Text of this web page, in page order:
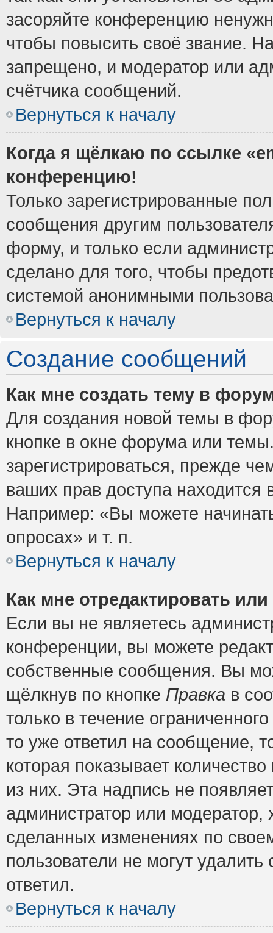
засоряйте конференцию
чтобы повысить своё звание.
запрещено, и модератор или
счётчика сообщений.
Вернуться к началу
Когда я щёлкаю по ссылке
конференцию!
Только зарегистрированные
сообщения другим
форму, и только если
сделано для того, чтобы
системой анонимными
Вернуться к началу
Создание сообщений
Как мне создать тему в
Для создания новой темы в
кнопке в окне форума или
зарегистрироваться, прежде
ваших прав доступа
Например: «Вы можете
опросах» и т. п.
Вернуться к началу
Как мне отредактировать
Если вы не являетесь
конференции, вы можете
собственные сообщения. Вы
щёлкнув по кнопке Правка в
только в течение
то уже ответил на сообщение,
которая показывает
из них. Эта надпись не
администратор или модератор,
сделанных изменениях по
пользователи не могут
ответил.
Вернуться к началу